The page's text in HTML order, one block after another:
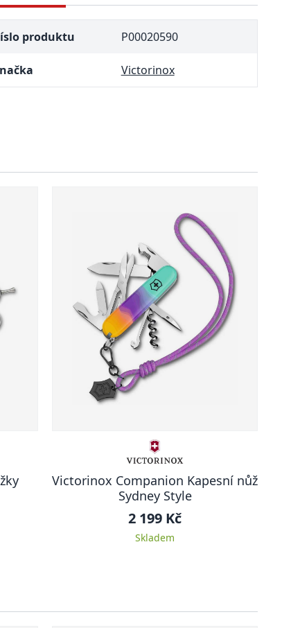
produktu P00020590
Victorinox
Victorinox Companion Kapesní nůž
Sydney Style
2 199 Kč
Skladem